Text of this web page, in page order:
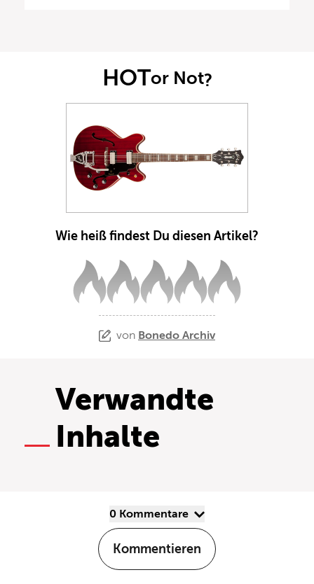
HOTor Not?
Wie heiß findest Du diesen Artikel?
von Bonedo Archiv
Verwandte
Inhalte
0 Kommentare
Kommentieren